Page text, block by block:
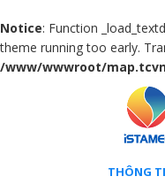
Notice: Function
theme running too early.
/www/wwwroot/
THÔNG